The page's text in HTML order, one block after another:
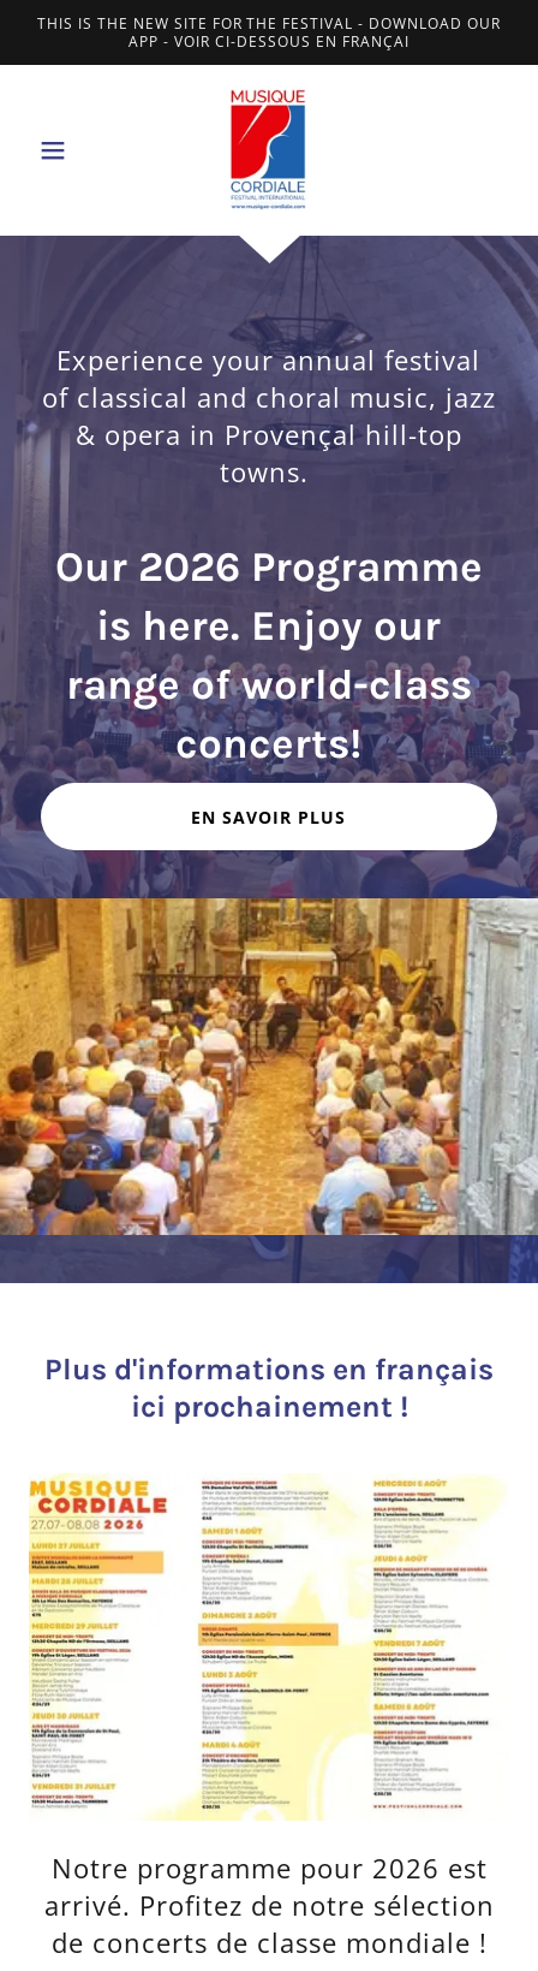
THIS IS THE NEW SITE FOR THE FESTIVAL - DOWNLOAD OUR
APP - VOIR CI-DESSOUS EN FRANÇAI
Experience your annual festival
of classical and choral music, jazz
& opera in Provençal hill-top
towns.
Our 2026 Programme
is here. Enjoy our
range of world-class
concerts!
EN SAVOIR PLUS
Plus d'informations en français
ici prochainement !
Notre programme pour 2026 est
arrivé. Profitez de notre sélection
de concerts de classe mondiale !